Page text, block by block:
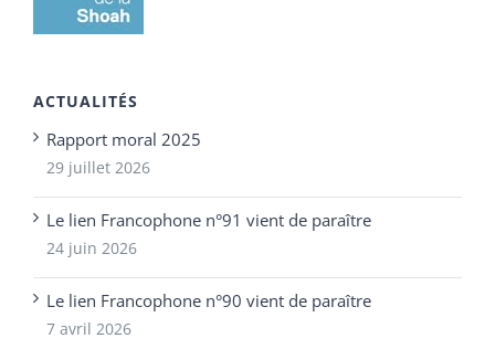
ACTUALITÉS
Rapport moral 2025
29 juillet 2026
Le lien Francophone n°91 vient de paraître
24 juin 2026
Le lien Francophone n°90 vient de paraître
7 avril 2026